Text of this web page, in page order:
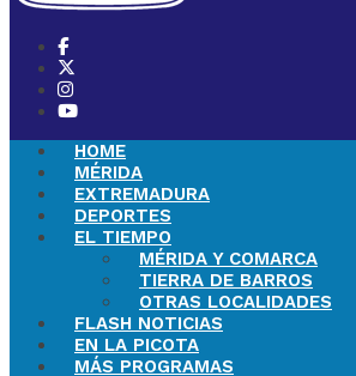
HOME
MÉRIDA
EXTREMADURA
DEPORTES
EL TIEMPO
MÉRIDA Y COMARCA
TIERRA DE BARROS
OTRAS LOCALIDADES
FLASH NOTICIAS
EN LA PICOTA
MÁS PROGRAMAS